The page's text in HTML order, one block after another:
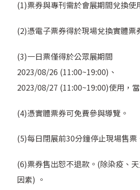
(1)票券與專刊需於會展期間兌換使
(2)憑電子票券得於現場兌換實體票
(3)一日票僅得於公眾展期間
2023/08/26 (11:00~19:00)、
2023/08/27 (11:00~19:00)使用，
(4)憑實體票券可免費參與導覽。
(5)每日閉展前30分鐘停止現場售票
(6)票券售出恕不退款。(除染疫、
因素) 。